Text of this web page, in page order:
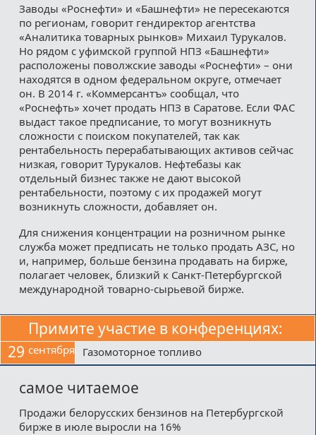
Заводы «Роснефти» и «Башнефти» не пересекаются
по регионам, говорит гендиректор агентства
«Аналитика товарных рынков» Михаил Турукалов.
Но рядом с уфимской группой НПЗ «Башнефти»
расположены поволжские заводы «Роснефти» – они
находятся в одном федеральном округе, отмечает
он. В 2014 г. «Коммерсантъ» сообщал, что
«Роснефть» хочет продать НПЗ в Саратове. Если ФАС
выдаст такое предписание, то могут возникнуть
сложности с поиском покупателей, так как
рентабельность перерабатывающих активов сейчас
низкая, говорит Турукалов. Нефтебазы как
отдельный бизнес также не дают высокой
рентабельности, поэтому с их продажей могут
возникнуть сложности, добавляет он.
Для снижения концентрации на розничном рынке
служба может предписать не только продать АЗС, но
и, например, больше бензина продавать на бирже,
полагает человек, близкий к Санкт-Петербургской
международной товарно-сырьевой бирже.
Примите участие в конференциях:
29 сентября Газомоторное топливо
самое читаемое
Продажи белорусских бензинов на Петербургской
бирже в июле выросли на 16%